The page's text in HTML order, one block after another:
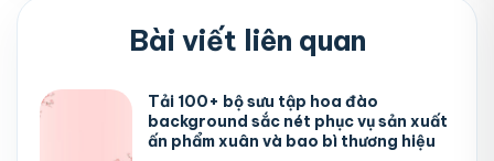
Bài viết liên quan
Tải 100+ bộ sưu tập hoa đào
background sắc nét phục vụ sản xuất
ấn phẩm xuân và bao bì thương hiệu